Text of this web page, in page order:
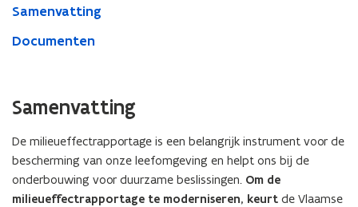
Samenvatting
Documenten
Samenvatting
De milieueffectrapportage is een belangrijk instrument voor de
bescherming van onze leefomgeving en helpt ons bij de
onderbouwing voor duurzame beslissingen. Om de
milieueffectrapportage te moderniseren, keurt de Vlaamse